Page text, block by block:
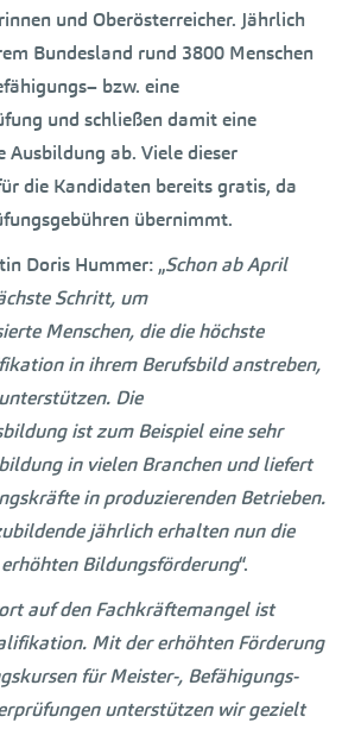
und Oberösterreicher. Jährlich
Bundesland rund 3800 Menschen
bzw. eine
und schließen damit eine
Ausbildung ab. Viele dieser
die Kandidaten bereits gratis, da
übernimmt.
Doris Hummer: „Schon ab April
Schritt, um
Menschen, die die höchste
in ihrem Berufsbild anstreben,
Die
ist zum Beispiel eine sehr
in vielen Branchen und liefert
in produzierenden Betrieben.
jährlich erhalten nun die
Bildungsförderung“.
auf den Fachkräftemangel ist
Mit der erhöhten Förderung
für Meister-, Befähigungs-
unterstützen wir gezielt